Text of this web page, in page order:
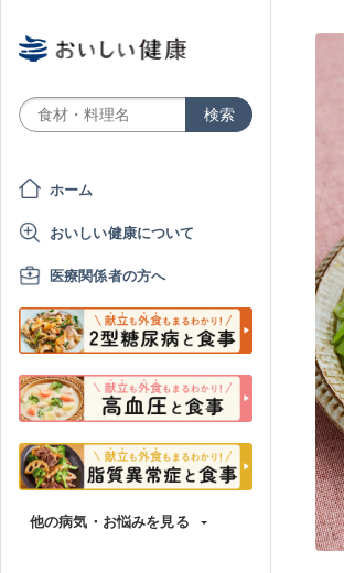
ホーム
おいしい健康について
医療関係者の方へ
他の病気・お悩みを見る